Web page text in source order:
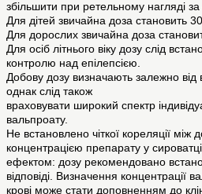
збільшити при ретельному нагляді
Для дітей звичайна доза становить
Для дорослих звичайна доза
Для осіб літнього віку дозу слід
контролю над епілепсією.
Добову дозу визначають залежно від
однак слід також
враховувати широкий спектр
вальпроату.
Не встановлено чіткої кореляції
концентрацією препарату у
ефектом: дозу рекомендовано
відповіді. Визначення концентрації
крові може стати доповненням до